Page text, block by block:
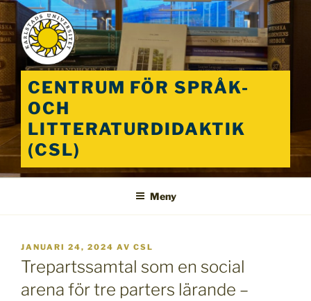
Hoppa
till
innehåll
CENTRUM FÖR SPRÅK-
OCH
LITTERATURDIDAKTIK
(CSL)
Meny
PUBLICERAT
JANUARI 24, 2024 AV CSL
Trepartssamtal som en social
arena för tre parters lärande –